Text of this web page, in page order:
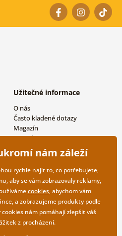
Užitečné informace
O nás
Často kladené dotazy
Magazín
Kontakty
Velkoobchodní spolupráce
nám záleží
rychle najít to, co potřebujete,
aby se vám zobrazovaly reklamy,
cookies, abychom vám
a zobrazujeme produkty podle
nám pomáhají zlepšit váš
z procházení.